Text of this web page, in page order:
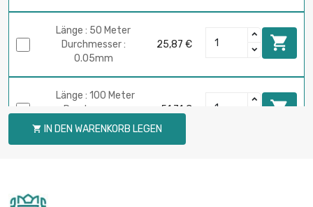
Länge : 50 Meter
Durchmesser :
0.05mm
25,87 € 
Länge : 100 Meter
Durchmesser :
0.05mm
51,71 € 
 IN DEN WARENKORB LEGEN